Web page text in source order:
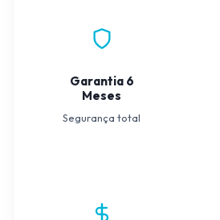
Garantia 6
Meses
Segurança total